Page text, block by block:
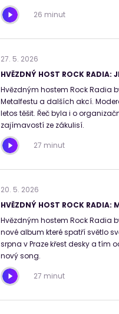
26 minut
27. 5. 2026
HVĚZDNÝ HOST ROCK RADIA:
Hvězdným hostem Rock Radia
Metalfestu a dalších akcí.
letos těšit. Řeč byla i o
zajímavostí ze zákulisí.
27 minut
20. 5. 2026
HVĚZDNÝ HOST ROCK RADIA:
Hvězdným hostem Rock Radia
nové album které spatří světlo
srpna v Praze křest desky a tím
nový song.
27 minut